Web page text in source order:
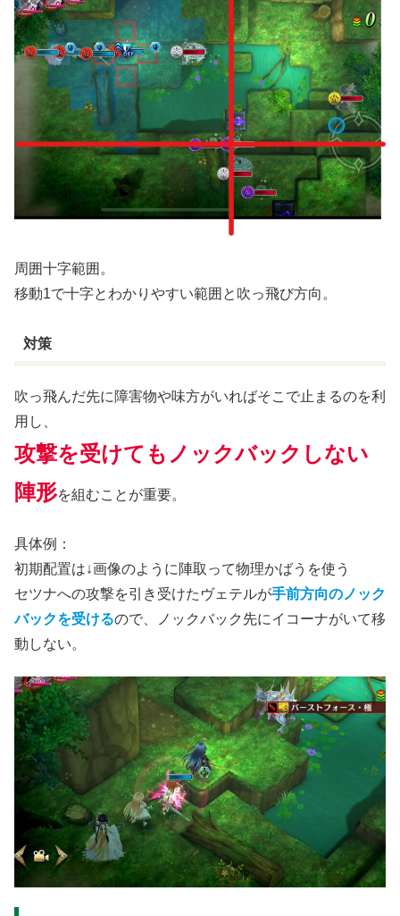
周囲十字範囲。
移動1で十字とわかりやすい範囲と吹っ飛び方向。
対策
吹っ飛んだ先に障害物や味方がいればそこで止まるのを利
用し、
攻撃を受けてもノックバックしない
陣形を組むことが重要。
具体例：
初期配置は↓画像のように陣取って物理かばうを使う
セツナへの攻撃を引き受けたヴェテルが手前方向のノック
バックを受けるので、ノックバック先にイコーナがいて移
動しない。